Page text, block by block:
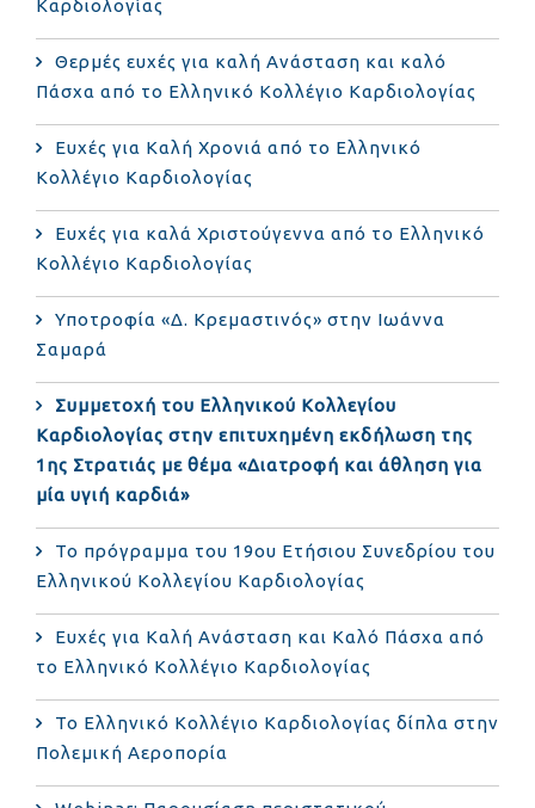
Καρδιολογίας
Θερμές ευχές για καλή Ανάσταση και καλό
Πάσχα από το Ελληνικό Κολλέγιο Καρδιολογίας
Ευχές για Καλή Χρονιά από το Ελληνικό
Κολλέγιο Καρδιολογίας
Ευχές για καλά Χριστούγεννα από το Ελληνικό
Κολλέγιο Καρδιολογίας
Υποτροφία «Δ. Κρεμαστινός» στην Ιωάννα
Σαμαρά
Συμμετοχή του Ελληνικού Κολλεγίου
Καρδιολογίας στην επιτυχημένη εκδήλωση της
1ης Στρατιάς με θέμα «Διατροφή και άθληση για
μία υγιή καρδιά»
Το πρόγραμμα του 19ου Ετήσιου Συνεδρίου του
Ελληνικού Κολλεγίου Καρδιολογίας
Ευχές για Καλή Ανάσταση και Καλό Πάσχα από
το Ελληνικό Κολλέγιο Καρδιολογίας
Το Ελληνικό Κολλέγιο Καρδιολογίας δίπλα στην
Πολεμική Αεροπορία